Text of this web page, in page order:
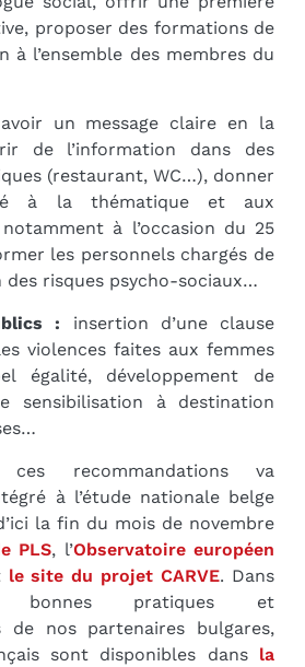
proposer des formations de
à l’ensemble des membres du
avoir un message claire en la
de l’information dans des
(restaurant, WC…), donner
à la thématique et aux
à l’occasion du 25
les personnels chargés de
des risques psycho-sociaux…
: insertion d’une clause
violences faites aux femmes
égalité, développement de
sensibilisation à destination
ces recommandations va
à l’étude nationale belge
la fin du mois de novembre
PLS, l’Observatoire européen
le site du projet CARVE. Dans
bonnes pratiques et
de nos partenaires bulgares,
sont disponibles dans la